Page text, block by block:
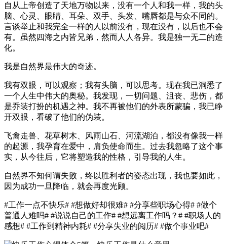
自从上帝创造了天地万物以来，没有一个人和我一样，我的头
脑、心灵、眼睛、耳朵、双手、头发、嘴唇都是与众不同的。
言谈举止和我完全一样的人以前没有，现在没有，以后也不会
有。虽然四海之内皆兄弟，然而人人各异。我是独一无二的造
化。
我是自然界最伟大的奇迹。
我有双眼，可以观察；我有头脑，可以思考。现在我已洞悉了
一个人生中伟大的奥秘。我发现，一切问题、沮丧、悲伤，都
是乔装打扮的机遇之神。我不再被他们的外表所蒙骗，我已睁
开双眼，看破了他们的伪装。
飞禽走兽、花草树木、风雨山石、河流湖泊，都没有像我一样
的起源，我孕育在爱中，肩负使命而生。过去我忽略了这个事
实，从今往后，它将塑造我的性格，引导我的人生。
自然界不知何谓失败，终以胜利者的姿态出现，我也要如此，
因为成功一旦降临，就会再度光顾。
#工作一点不快乐# #想做好却很难# #分享些职场心得# #做个
普通人难吗# #说说自己的工作# #想远离工作吗？# #职场人的
感想# #工作到精神内耗# #分享失业的阅历# #做个事业吧#